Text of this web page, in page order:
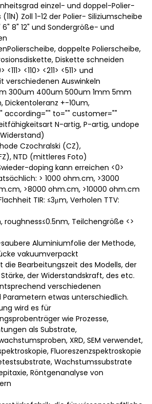
einzel- und doppel-Polier-
Zoll 1-12 der Polier- Siliziumscheibe
6" 8" 12" und Sondergröße- und
doppelte Polierscheibe,
Diskette schneiden
<110> <211> <511> und
verschiedenen Auswinkeln
300um 400um 500um 1mm 5mm
Dickentoleranz +-10um,
according="" to="" customer=""
N-artig, P-artig, undope
Czochralski (CZ),
NTD (mittleres Foto)
doping kann erreichen <0>
> 1000 ohm.cm, >3000
>8000 ohm.cm, >10000 ohm.cm
TIR: ≤3μm, Verholen TTV:
roughness≤0.5nm, Teilchengröße <>
Aluminiumfolie der Methode,
vakuumverpackt
die Bearbeitungszeit des Modells, der
der Widerstandskraft, des etc.
verschiedenen
Parametern etwas unterschiedlich.
wird es für
wie Prozesse,
als Substrate,
XRD, SEM verwendet,
Fluoreszenzspektroskopie
Wachstumssubstrate
Röntgenanalyse von